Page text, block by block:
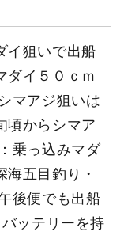
イ狙いで出船
ダイ５０ｃｍ
マアジ狙いは
頃からシマア
乗っ込みマダ
海五目釣り・
後便でも出船
ッテリーを持